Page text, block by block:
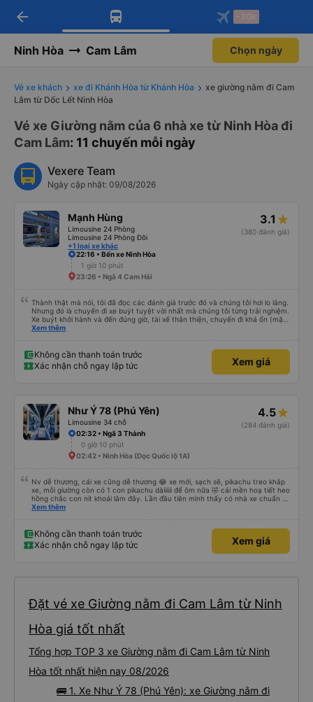
Tải app Vexere ngay!
Nhận ưu đãi thành viên độc
Mở app
Tải app Vexere
-30k/ghế khi đặt vé máy bay qua
Mở app
arrow_back -30k
Ninh Hòa Cam Lâm Chọn ngày
Vé xe khách xe đi Khánh Hòa từ Khánh Hòa
xe giường nằm đi Cam
Lâm từ Dốc Lết Ninh Hòa
Vé xe Giường nằm của 6 nhà xe từ Ninh Hòa đi
Cam Lâm: 11 chuyến mỗi ngày
Vexere Team
Ngày cập nhật: 09/08/2026
Mạnh Hùng
Limousine 24 Phòng
Limousine 24 Phòng Đôi
+1 loại xe khác
3.1
(380 đánh giá)
22:16 • Bến xe Ninh Hòa
1 giờ 10 phút
23:26 • Ngã 4 Cam Hải
Thành thật mà nói, tôi đã đọc các đánh giá trước đó và chúng tôi hơi lo lắng.
Nhưng đó là chuyến đi xe buýt tuyệt vời nhất mà chúng tôi từng trải nghiệm.
Xe buýt khởi hành và đến đúng giờ, tài xế thân thiện, chuyến đi khá ổn (mặc
dù vẫn hơi xóc, nhưng đó là đặc trưng của Việt Nam ^^), và chỗ ngồi thoải
Xem thêm
Không cần thanh toán trước
Xác nhận chỗ ngay lập tức
Xem giá
Như Ý 78 (Phú Yên)
Limousine 34 chỗ
4.5
(284 đánh giá)
02:32 • Ngã 3 Thành
0 giờ 10 phút
02:42 • Ninh Hòa (Dọc Quốc lộ 1A)
Nv dễ thương, cái xe cũng dễ thương 😂 xe mới, sạch sẽ, pikachu treo khắp
xe, mỗi giường còn có 1 con pikachu dàiiiiii để ôm nữa 🤣 cái mền hoạ tiết heo
hồng chắc con nít khoái lắm đây. Lần đầu tiên mình thấy có nhà xe chuẩn bị
cả bàn chải đánh răng. Có 2 ông bà cụ lên xe còn được nv dẫn tới tận nơi để
Xem thêm
Không cần thanh toán trước
Xác nhận chỗ ngay lập tức
Xem giá
Đặt vé xe Giường nằm đi Cam Lâm từ Ninh
Hòa giá tốt nhất
Tổng hợp TOP 3 xe Giường nằm đi Cam Lâm từ Ninh
Hòa tốt nhất hiện nay 08/2026
🚌 1. Xe Như Ý 78 (Phú Yên): xe Giường nằm đi